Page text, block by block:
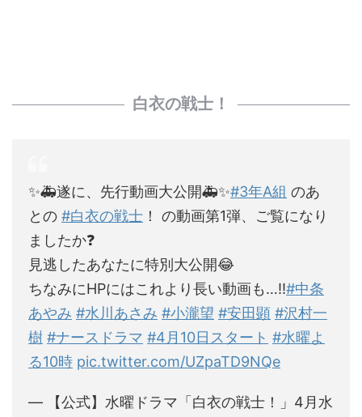
白衣の戦士！
✨🚑遂に、先行動画大公開🚑✨#3年A組 のあ
との #白衣の戦士 ！ の動画第1弾、ご覧になり
ましたか❓
見逃したあなたに特別大公開😂
ちなみにHPにはこれより長い動画も…‼️#中条
あやみ #水川あさみ #小瀧望 #安田顕 #沢村一
樹 #ナースドラマ #4月10日スタート #水曜よ
る10時 pic.twitter.com/UZpaTD9NQe
— 【公式】水曜ドラマ「白衣の戦士！」4月水